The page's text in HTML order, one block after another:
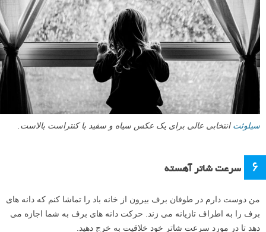
آنها نگاه می کنید، هنوز هم می توانید آنها را رنگی نگه دارید.
سیلوئت انتخابی عالی برای یک عکس سیاه و سفید با کنتراست بالاست.